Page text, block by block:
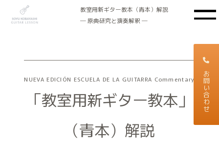
教室用新ギター教本（青本）解説
― 原典研究と演奏解釈 ―
お問い合わせ
「教室用新ギター教本」
（青本）解説
NUEVA EDICIÓN ESCUELA DE LA GUITARRA Commentary